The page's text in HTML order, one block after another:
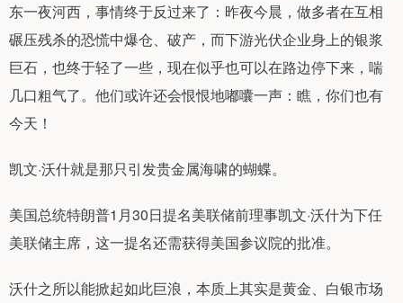
东一夜河西，事情终于反过来了：昨夜今晨，做多者在互相
碾压残杀的恐慌中爆仓、破产，而下游光伏企业身上的银浆
巨石，也终于轻了一些，现在似乎也可以在路边停下来，喘
几口粗气了。他们或许还会恨恨地嘟囔一声：瞧，你们也有
今天！
凯文·沃什就是那只引发贵金属海啸的蝴蝶。
美国总统特朗普1月30日提名美联储前理事凯文·沃什为下任
美联储主席，这一提名还需获得美国参议院的批准。‌‌
沃什之所以能掀起如此巨浪，本质上其实是黄金、白银市场